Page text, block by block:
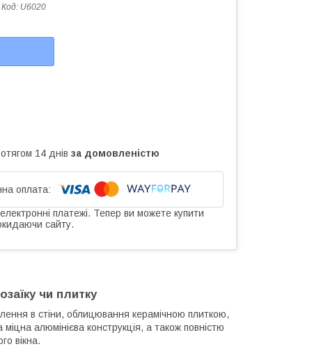
Код: U6020
14 днів за домовленістю
платежі. Тепер ви можете купити
сайту.
чи плитку
в стіни, облицювання керамічною плиткою,
алюмінієва конструкція, а також повністю
вікна.